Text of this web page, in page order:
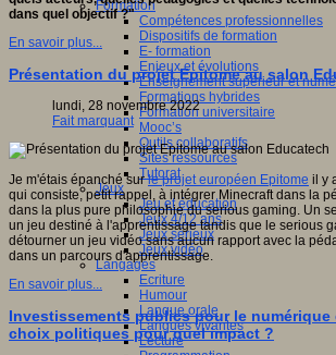
Formation
Compétences professionnelles
Dispositifs de formation
E- formation
Enjeux et évolutions
Enseignement supérieur et
Formations hybrides
Formation universitaire
Mooc’s
Outils collaboratifs
Sites ressources
Tutorat
Jeux
Jeu et éducation
Jeux 4/12 ans
Jeux sérieux
Jeux vidéo
Langages
Ecriture
Humour
Langue orale
Langues vivantes
Lecture
dans quel objectif ?"
En savoir plus...
Présentation du projet Epitome au salon
lundi, 28 novembre 2022
Fait marquant
Je m'étais épanché surle projet européen Epitome il y
qui consiste, petit rappel, à intégrer Minecraft dans la
dans la plus pure philosophie du serious gaming. Un
un jeu destiné à l'apprentissage tandis que le serious
détourner un jeu vidéo sans aucun rapport avec la
dans un parcours d'apprentissage.
En savoir plus...
Investissements publics pour le numérique
choix politiques pour quel impact ?